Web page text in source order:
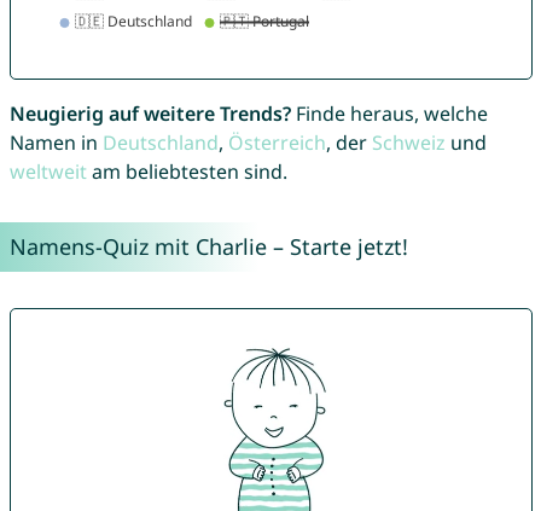
Neugierig auf weitere Trends?Finde heraus, welche
Namen in Deutschland, Österreich, der Schweiz und
weltweitam beliebtesten sind.
Namens-Quiz mit Charlie – Starte jetzt!